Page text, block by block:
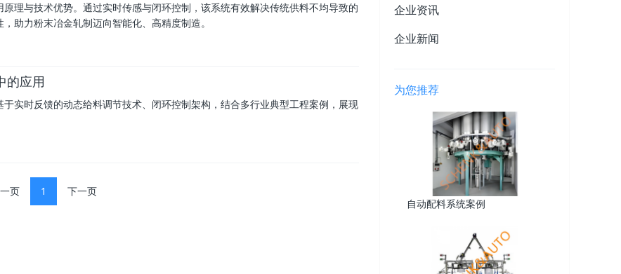
理与技术优势。通过实时传感与闭环控制，该系统有效解决传统供料不均导致的
助力粉末冶金轧制迈向智能化、高精度制造。
的应用
实时反馈的动态给料调节技术、闭环控制架构，结合多行业典型工程案例，展现
页 1 下一页
企业资讯
企业新闻
为您推荐
自动配料系统案例